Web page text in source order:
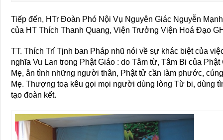
Tiếp đến, HTr Đoàn Phó Nội Vụ Nguyên Giác Nguyễn
của HT Thích Thanh Quang, Viện Trưởng Viện Hoá Đạo
TT. Thích Trí Tịnh ban Pháp nhũ nói về sự khác biệt của
nghĩa Vu Lan trong Phật Giáo : do Tâm từ, Tâm Bi của
Mẹ, ân tình những người thân, Phật tử cần làm phước,
Mẹ. Thượng toạ kêu gọi mọi người dùng lòng Từ bi, dùng
tạo đoàn kết.